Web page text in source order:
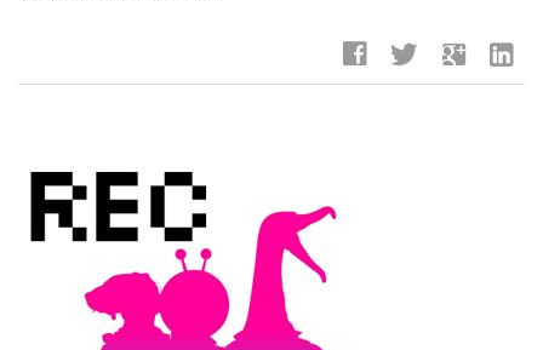
facebook twitter google linkedin